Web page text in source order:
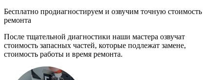
Бесплатно продиагностируем и озвучим точную стоимость
ремонта
После тщательной диагностики наши мастера озвучат
стоимость запасных частей, которые подлежат замене,
стоимость работы и время ремонта.